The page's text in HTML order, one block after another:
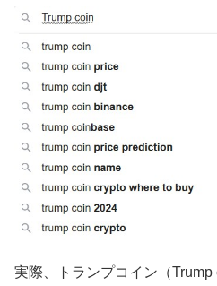
実際、トランプコイン（